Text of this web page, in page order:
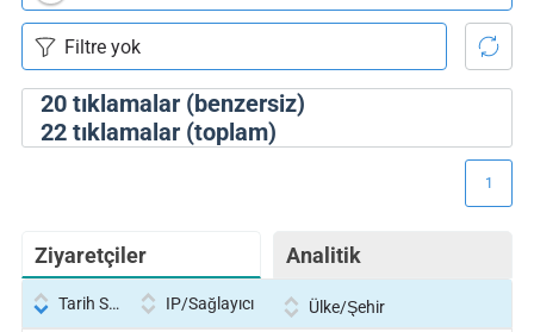
20tıklamalar (benzersiz)
22tıklamalar (toplam)
Ziyaretçiler Analitik
1
Tarih Saati IP/Sağlayıcı Ülke/Şehir